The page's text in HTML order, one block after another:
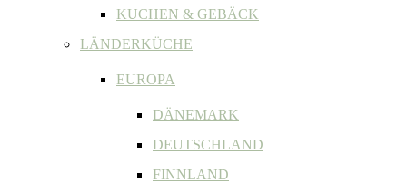
KUCHEN & GEBÄCK
LÄNDERKÜCHE
EUROPA
DÄNEMARK
DEUTSCHLAND
FINNLAND